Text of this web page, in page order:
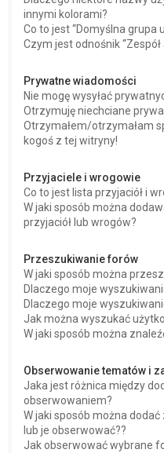
innymi kolorami?
Co to jest “Domyślna grupa
Czym jest odnośnik
Prywatne wiadomości
Nie mogę wysyłać
Otrzymuję niechciane
Otrzymałem/otrzymałam
kogoś z tej witryny!
Przyjaciele i wrogowie
Co to jest lista przyjaciół i
W jaki sposób można
przyjaciół lub wrogów?
Przeszukiwanie forów
W jaki sposób można
Dlaczego moje
Dlaczego moje
Jak można wyszukać
W jaki sposób można
Obserwowanie tematów i
Jaka jest różnica między
obserwowaniem?
W jaki sposób można
lub je obserwować??
Jak obserwować wybrane